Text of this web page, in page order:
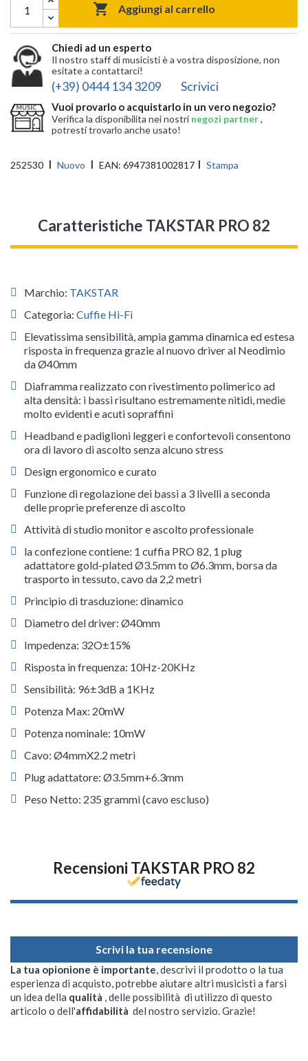
 Aggiungi al carrello
Chiedi ad un esperto
Il nostro staff di musicisti è a vostra disposizione, non
esitate a contattarci!
(+39) 0444 134 3209 Scrivici
Vuoi provarlo o acquistarlo in un vero negozio?
Verifica la disponibilita nei nostri negozi partner,
potresti trovarlo anche usato!
252530 Nuovo EAN: 6947381002817 Stampa
Caratteristiche TAKSTAR PRO 82
Marchio: TAKSTAR
Categoria: Cuffie Hi-Fi
Elevatissima sensibilità, ampia gamma dinamica ed estesa
risposta in frequenza grazie al nuovo driver al Neodimio
da Ø40mm
Diaframma realizzato con rivestimento polimerico ad
alta densità: i bassi risultano estremamente nitidi, medie
molto evidenti e acuti sopraffini
Headband e padiglioni leggeri e confortevoli consentono
ora di lavoro di ascolto senza alcuno stress
Design ergonomico e curato
Funzione di regolazione dei bassi a 3 livelli a seconda
delle proprie preferenze di ascolto
Attività di studio monitor e ascolto professionale
la confezione contiene: 1 cuffia PRO 82, 1 plug
adattatore gold-plated Ø3.5mm to Ø6.3mm, borsa da
trasporto in tessuto, cavo da 2,2 metri
Principio di trasduzione: dinamico
Diametro del driver: Ø40mm
Impedenza: 32O±15%
Risposta in frequenza: 10Hz-20KHz
Sensibilità: 96±3dB a 1KHz
Potenza Max: 20mW
Potenza nominale: 10mW
Cavo: Ø4mmX2.2 metri
Plug adattatore: Ø3.5mm+6.3mm
Peso Netto: 235 grammi (cavo escluso)
Recensioni TAKSTAR PRO 82
Scrivi la tua recensione
La tua opionione è importante, descrivi il prodotto o la tua
esperienza di acquisto, potrebbe aiutare altri musicisti a farsi
un idea della qualità , delle possibilità di utilizzo di questo
articolo o dell'affidabilità del nostro servizio. Grazie!